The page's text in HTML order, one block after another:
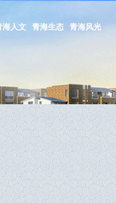
海人文 青海生态 青海风光